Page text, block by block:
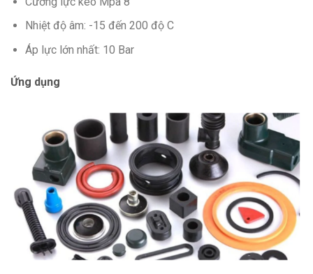
Nhiệt độ âm: -15 đến 200 độ C
Áp lực lớn nhất: 10 Bar
Ứng dụng